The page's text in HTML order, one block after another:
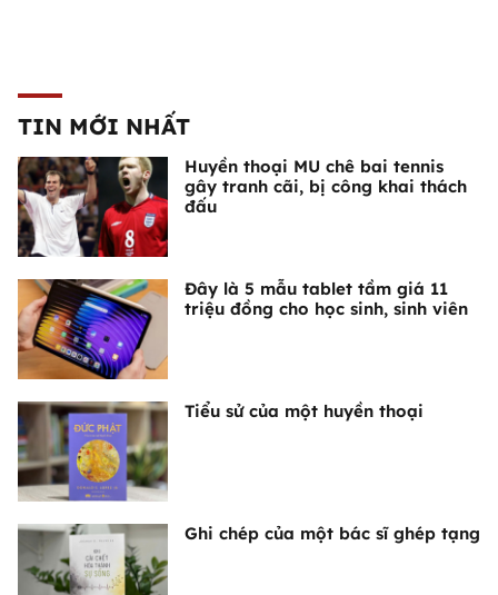
TIN MỚI NHẤT
Huyền thoại MU chê bai tennis
gây tranh cãi, bị công khai thách
đấu
Đây là 5 mẫu tablet tầm giá 11
triệu đồng cho học sinh, sinh viên
Tiểu sử của một huyền thoại
Ghi chép của một bác sĩ ghép tạng